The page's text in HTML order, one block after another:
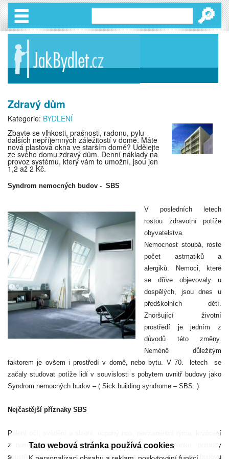
🔎
Zdravý dům
Kategorie: BYDLENÍ
Zbavte se vlhkosti, prašnosti, radonu, pylu
dalších nepříjemných záležitostí v domě. Máte
nová plastová okna ve starším domě? Udělejte
ze svého domu zdravý dům. Denní náklady na
provoz systému, který vám to umožní, jsou jen
1,2 až 2 Kč.
Syndrom nemocných budov - SBS
V posledních letech
rostou zdravotní potíže
obyvatelstva.
Nemocnost stoupá, roste
počet astmatiků a
alergiků. Nemoci, které
se dříve objevovaly u
dospělých, jsou dnes u
předškolních dětí.
Zhoršující životní
prostředí je jedním z
důvodů této změny.
Neméně důležitým
faktorem je ovšem i prostředí v domě, nebo bytu. V 70.
letech
se
začaly studovat potíže lidí v souvislosti s pobytem uvnitř budovy jako
Syndrom nemocných budov – ( Sick building syndrome – SBS. )
Nejčastější příznaky SBS
Pálení očí, svědění a slzení, ucpaný nos, permanentní rýma, krvácení
z nosu, bolest v krku, zarudnutí kůže, poruchy spánku, poruchy
soustředění, zvýšené problémy alergiků a astmatiků,…Pokud budovu
Tato webová stránka používá cookies